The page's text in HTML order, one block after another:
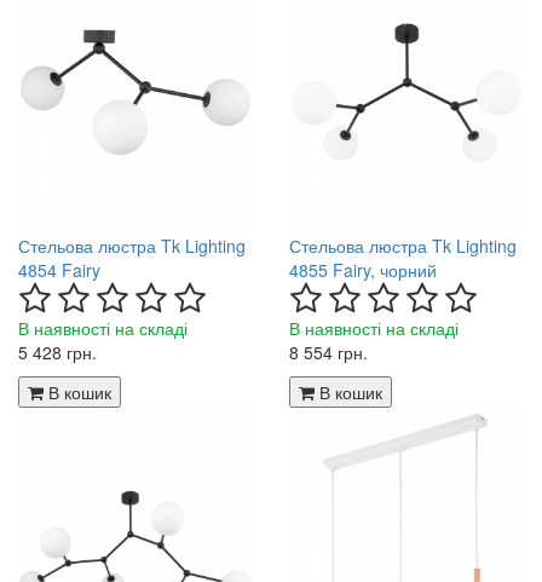
Стельова люстра Tk Lighting
4854 Fairy
В наявності на складі
5 428 грн.
В кошик
Стельова люстра Tk Lighting
4855 Fairy, чорний
В наявності на складі
8 554 грн.
В кошик